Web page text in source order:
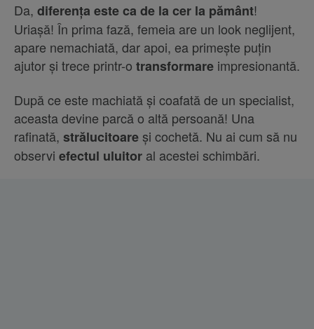
Da, diferența este ca de la cer la pământ!
Uriașă! În prima fază, femeia are un look neglijent,
apare nemachiată, dar apoi, ea primește puțin
ajutor și trece printr-o transformare impresionantă.
După ce este machiată și coafată de un specialist,
aceasta devine parcă o altă persoană! Una
rafinată, strălucitoareși cochetă. Nu ai cum să nu
observi efectul uluitor al acestei schimbări.